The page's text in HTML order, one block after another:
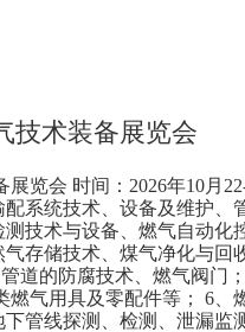
技术装备展览会
览会 时间：2026年10月
系统技术、设备及维护、
技术与设备、燃气自动化
存储技术、煤气净化与回
道的防腐技术、燃气阀门
燃气用具及零配件等； 6、
管线探测、检测、泄漏监